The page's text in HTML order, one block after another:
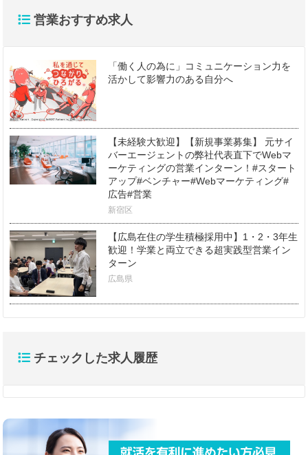
営業おすすめ求人
「働く人の為に」コミュニケーション力を
活かして影響力のある自分へ
【未経験大歓迎】【新規事業募集】 元サイ
バーエージェントの弊社代表直下でWebマ
ーケティングの営業インターン！#スタート
アップ#ベンチャー#Webマーケティング#
広告#営業
新宿区
【広島在住の学生積極採用中】1・2・3年生
歓迎！学業と両立できる超実践型営業イン
ターン
広島県
チェックした求人履歴